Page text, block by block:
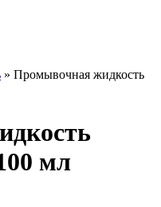
» Промывочная жидкость
мл